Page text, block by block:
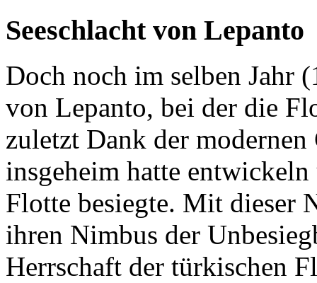
Seeschlacht von Lepanto
Doch noch im selben Jahr
von Lepanto, bei der die
zuletzt Dank der modernen
insgeheim hatte
Flotte besiegte. Mit dieser
ihren Nimbus der
Herrschaft der türkischen